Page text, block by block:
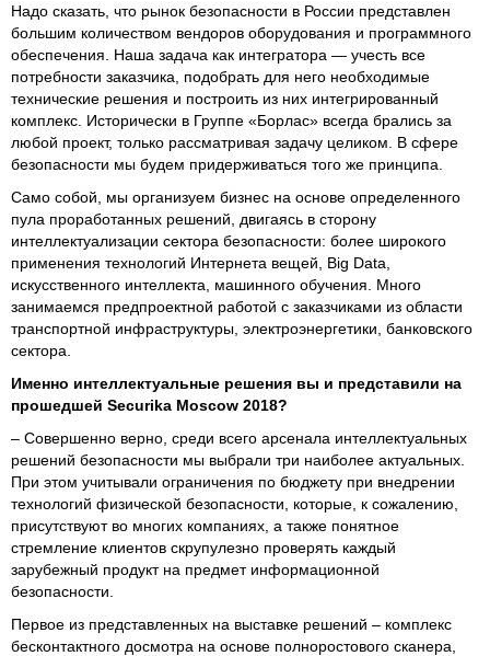
Надо сказать, что рынок безопасности в России представлен
большим количеством вендоров оборудования и программного
обеспечения. Наша задача как интегратора — учесть все
потребности заказчика, подобрать для него необходимые
технические решения и построить из них интегрированный
комплекс. Исторически в Группе «Борлас» всегда брались за
любой проект, только рассматривая задачу целиком. В сфере
безопасности мы будем придерживаться того же принципа.
Само собой, мы организуем бизнес на основе определенного
пула проработанных решений, двигаясь в сторону
интеллектуализации сектора безопасности: более широкого
применения технологий Интернета вещей, Big Data,
искусственного интеллекта, машинного обучения. Много
занимаемся предпроектной работой с заказчиками из области
транспортной инфраструктуры, электроэнергетики, банковского
сектора.
Именно интеллектуальные решения вы и представили на
прошедшей Securika Moscow 2018?
– Совершенно верно, среди всего арсенала интеллектуальных
решений безопасности мы выбрали три наиболее актуальных.
При этом учитывали ограничения по бюджету при внедрении
технологий физической безопасности, которые, к сожалению,
присутствуют во многих компаниях, а также понятное
стремление клиентов скрупулезно проверять каждый
зарубежный продукт на предмет информационной
безопасности.
Первое из представленных на выставке решений – комплекс
бесконтактного досмотра на основе полноростового сканера,